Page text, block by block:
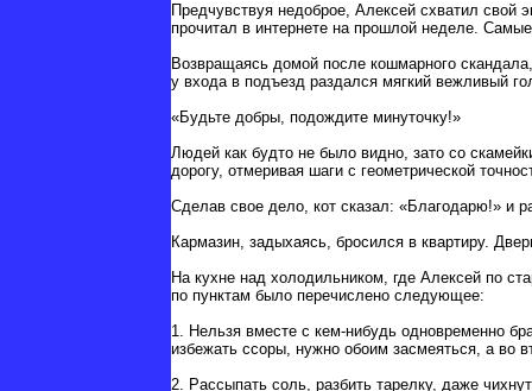
Предчувствуя недоброе, Алексей схватил свой
прочитал в интернете на прошлой неделе.
Возвращаясь домой после кошмарного
у входа в подъезд раздался мягкий вежливый
«Будьте добры, подождите минуточку!»
Людей как будто не было видно, зато со
дорогу, отмеривая шаги с геометрической
Сделав свое дело, кот сказал: «Благодарю!» и
Кармазин, задыхаясь, бросился в квартиру.
На кухне над холодильником, где Алексей по
по пунктам было перечислено следующее:
1. Нельзя вместе с кем-нибудь одновременно
избежать ссоры, нужно обоим засмеяться, а во
2. Рассыпать соль, разбить тарелку, даже